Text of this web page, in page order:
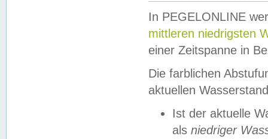
In PEGELONLINE
mittleren niedrigsten
einer Zeitspanne in
Die farblichen
aktuellen
Ist der aktuelle
als niedriger